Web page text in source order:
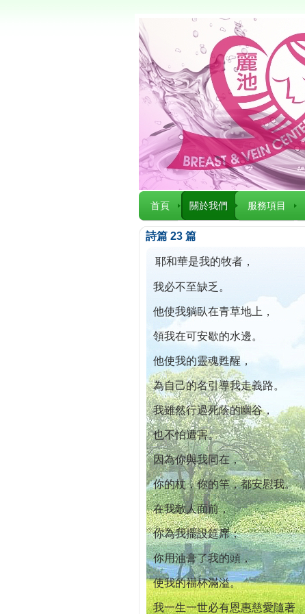
首頁 關於我們 服務項目
詩篇 23 篇
耶和華是我的牧者，
我必不至缺乏。
他使我躺臥在青草地上，
領我在可安歇的水邊。
他使我的靈魂甦醒，
為自己的名引導我走義路。
我雖然行過死蔭的幽谷，
也不怕遭害。
因為你與我同在，
你的杖，你的竿，都安慰我。
在我敵人面前，
你為我擺設筵席；
你用油膏了我的頭，
使我的福杯滿溢。
我一生一世必有恩惠慈愛隨著